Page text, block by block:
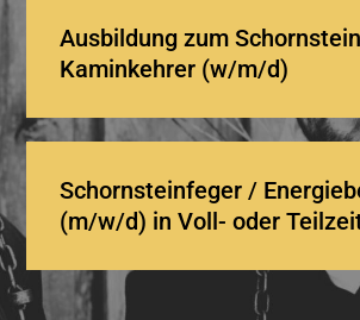
Ausbildung zum
Kaminkehrer (w/m/d)
Schornsteinfeger /
(m/w/d) in Voll- oder